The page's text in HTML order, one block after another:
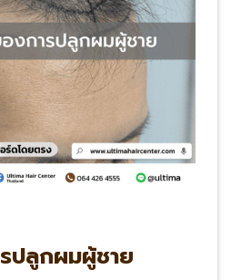
ปลูกผมผู้ชาย